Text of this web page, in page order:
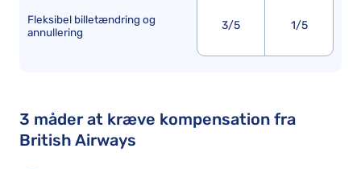
Fleksibel billetændring og
annullering
3/5 1/5
3 måder at kræve kompensation fra
British Airways